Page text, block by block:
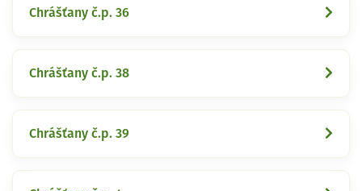
Chrášťany č.p. 36
Chrášťany č.p. 38
Chrášťany č.p. 39